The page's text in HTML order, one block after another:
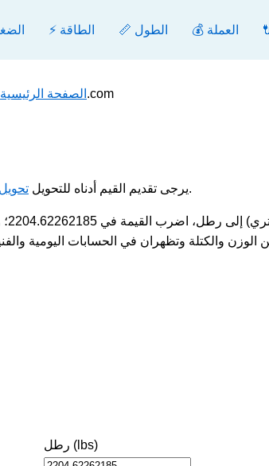
💨 ⚡ الطاقة 📏 الطول 💰 العملة
الصفحة الرئيسية تحويل طن (متري) إلى رطل - محول.com
مثال طن (متري) [t] إلى رطل [lbs], يرجى تقديم القيم أدناه للتحويل.
رطل (lbs)